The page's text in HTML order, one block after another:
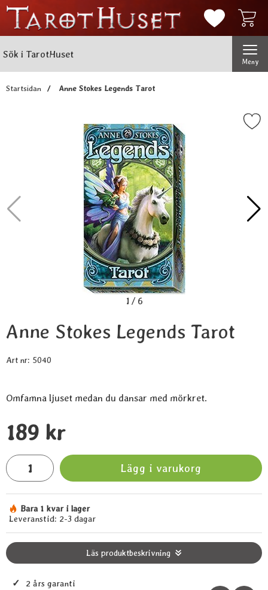
Mina
Meny
Startsidan Anne Stokes Legends Tarot
Markera anne Stokes
1 / 6
Anne Stokes Legends Tarot
Art nr: 5040
Omfamna ljuset medan du dansar med mörkret.
pris
189 kr
antal
Lägg i varukorg
Tillgänglighet:
Bara 1 kvar i lager
Leveranstid: 2-3 dagar
Läs produktbeskrivning
✓ 2 års garanti